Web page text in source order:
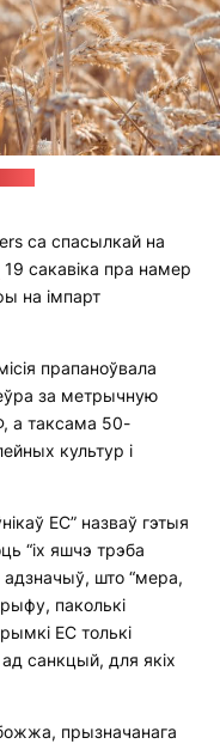
са спасылкай на
19 сакавіка пра намер
на імпарт
прапаноўвала
за метрычную
а таксама 50-
культур і
ЕС” назваў гэтыя
“іх яшчэ трэба
адзначыў, што “мера,
паколькі
ЕС толькі
санкцый, для якіх
прызначанага